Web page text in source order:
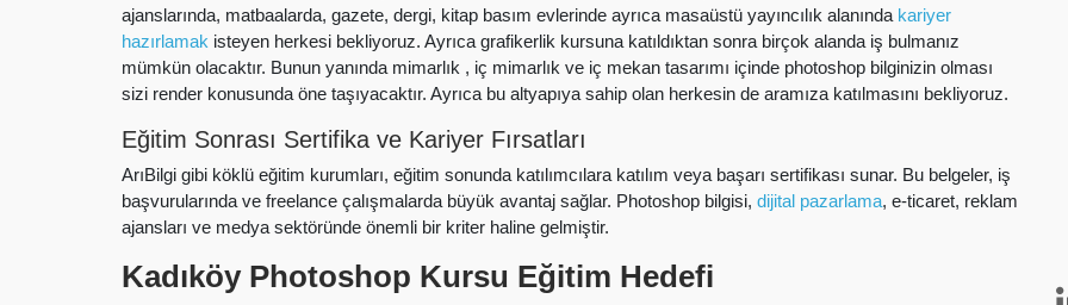
ajanslarında, matbaalarda, gazete, dergi, kitap basım evlerinde ayrıca masaüstü yayıncılık alanında kariyer
hazırlamak isteyen herkesi bekliyoruz. Ayrıca grafikerlik kursuna katıldıktan sonra birçok alanda iş bulmanız
mümkün olacaktır. Bunun yanında mimarlık , iç mimarlık ve iç mekan tasarımı içinde photoshop bilginizin olması
sizi render konusunda öne taşıyacaktır. Ayrıca bu altyapıya sahip olan herkesin de aramıza katılmasını bekliyoruz.
Eğitim Sonrası Sertifika ve Kariyer Fırsatları
ArıBilgi gibi köklü eğitim kurumları, eğitim sonunda katılımcılara katılım veya başarı sertifikası sunar. Bu belgeler, iş
başvurularında ve freelance çalışmalarda büyük avantaj sağlar. Photoshop bilgisi, dijital pazarlama, e-ticaret, reklam
ajansları ve medya sektöründe önemli bir kriter haline gelmiştir.
Kadıköy Photoshop Kursu Eğitim Hedefi